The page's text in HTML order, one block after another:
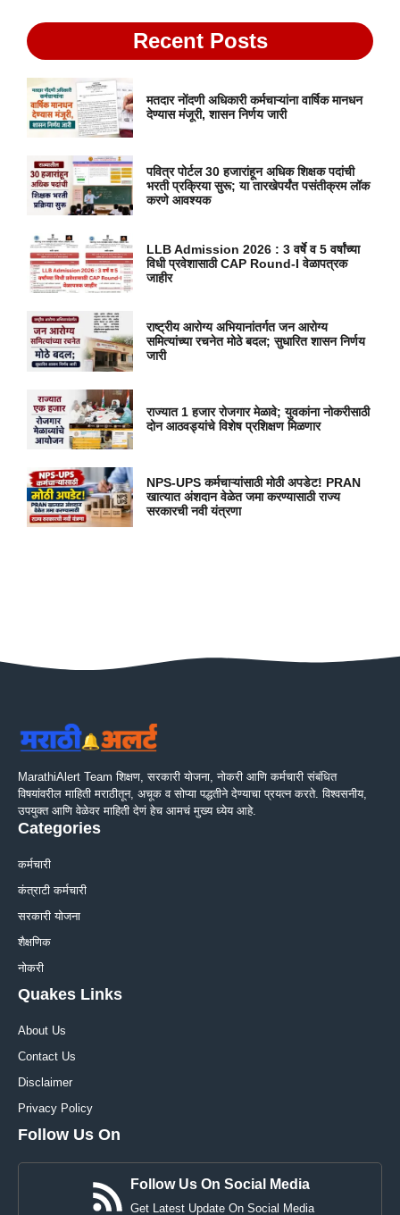
Recent Posts
मतदार नोंदणी अधिकारी कर्मचाऱ्यांना वार्षिक मानधन
देण्यास मंजूरी, शासन निर्णय जारी
पवित्र पोर्टल 30 हजारांहून अधिक शिक्षक पदांची
भरती प्रक्रिया सुरू; या तारखेपर्यंत पसंतीक्रम लॉक
करणे आवश्यक
LLB Admission 2026 : 3 वर्षे व 5 वर्षांच्या
विधी प्रवेशासाठी CAP Round-I वेळापत्रक
जाहीर
राष्ट्रीय आरोग्य अभियानांतर्गत जन आरोग्य
समित्यांच्या रचनेत मोठे बदल; सुधारित शासन निर्णय
जारी
राज्यात 1 हजार रोजगार मेळावे; युवकांना नोकरीसाठी
दोन आठवड्यांचे विशेष प्रशिक्षण मिळणार
NPS-UPS कर्मचाऱ्यांसाठी मोठी अपडेट! PRAN
खात्यात अंशदान वेळेत जमा करण्यासाठी राज्य
सरकारची नवी यंत्रणा
MarathiAlert Team शिक्षण, सरकारी योजना, नोकरी आणि कर्मचारी संबंधित
विषयांवरील माहिती मराठीतून, अचूक व सोप्या पद्धतीने देण्याचा प्रयत्न करते. विश्वसनीय,
उपयुक्त आणि वेळेवर माहिती देणं हेच आमचं मुख्य ध्येय आहे.
Categories
कर्मचारी
कंत्राटी कर्मचारी
सरकारी योजना
शैक्षणिक
नोकरी
Quakes Links
About Us
Contact Us
Disclaimer
Privacy Policy
Follow Us On
Follow Us On Social Media
Get Latest Update On Social Media